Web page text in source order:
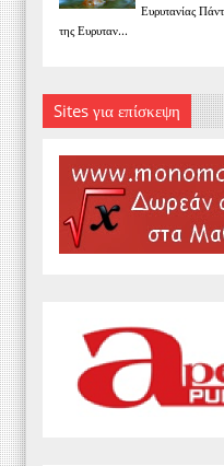
Ευρυτανίας
της Ευρυταν...
Sites για επίσκεψη